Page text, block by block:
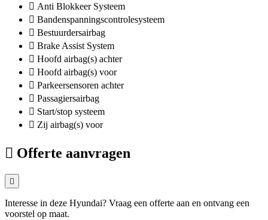
Anti Blokkeer Systeem
Bandenspanningscontrolesysteem
Bestuurdersairbag
Brake Assist System
Hoofd airbag(s) achter
Hoofd airbag(s) voor
Parkeersensoren achter
Passagiersairbag
Start/stop systeem
Zij airbag(s) voor
Offerte aanvragen
Interesse in deze Hyundai? Vraag een offerte aan en ontvang een
voorstel op maat.